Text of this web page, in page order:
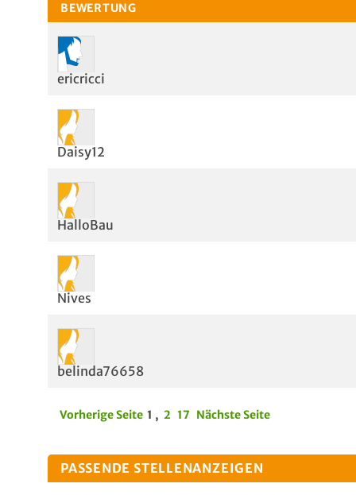
BEWERTUNG
ericricci
Daisy12
HalloBau
Nives
belinda76658
Vorherige Seite 1 , 2 17 Nächste Seite
PASSENDE STELLENANZEIGEN